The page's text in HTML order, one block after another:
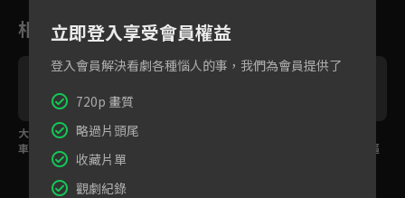
相關花絮
大媽曬女兒男友有房有
車！嗆吳謹言媽：貧賤
夫妻百事哀
裝男友 林更新身體逼
立即登入享受會員權益
登入會員解決看劇各種惱人的事，我們為會員提供了
720p 畫質
略過片頭尾
收藏片單
觀劇紀錄